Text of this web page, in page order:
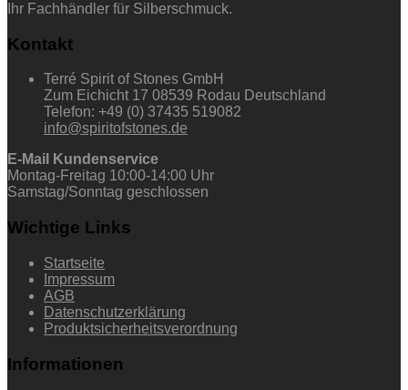
Ihr Fachhändler für Silberschmuck.
Kontakt
Terré Spirit of Stones GmbH
Zum Eichicht 17 08539 Rodau Deutschland
Telefon: +49 (0) 37435 519082
info@spiritofstones.de
E-Mail Kundenservice
Montag-Freitag 10:00-14:00 Uhr
Samstag/Sonntag geschlossen
Wichtige Links
Startseite
Impressum
AGB
Datenschutzerklärung
Produktsicherheitsverordnung
Informationen